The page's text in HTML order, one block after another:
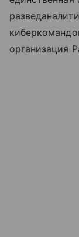
организация